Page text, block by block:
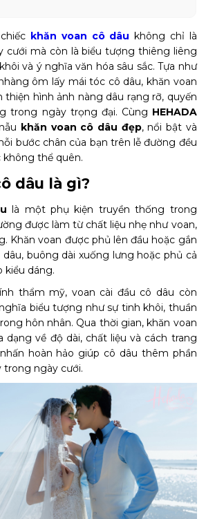
khăn voan cô dâu không chỉ là
cưới mà còn là biểu tượng thiêng liêng
và ý nghĩa văn hóa sâu sắc. Tựa như
ôm lấy mái tóc cô dâu, khăn voan
thiện hình ảnh nàng dâu rạng rỡ, quyến
trong ngày trọng đại. Cùng HEHADA
khăn voan cô dâu đẹp, nổi bật và
bước chân của bạn trên lễ đường đều
thể quên.
dâu là gì?
là một phụ kiện truyền thống trong
được làm từ chất liệu nhẹ như voan,
Khăn voan được phủ lên đầu hoặc gắn
buông dài xuống lưng hoặc phủ cả
dáng.
thẩm mỹ, voan cài đầu cô dâu còn
biểu tượng như sự tinh khôi, thuần
hôn nhân. Qua thời gian, khăn voan
dạng về độ dài, chất liệu và cách trang
hoàn hảo giúp cô dâu thêm phần
trong ngày cưới.